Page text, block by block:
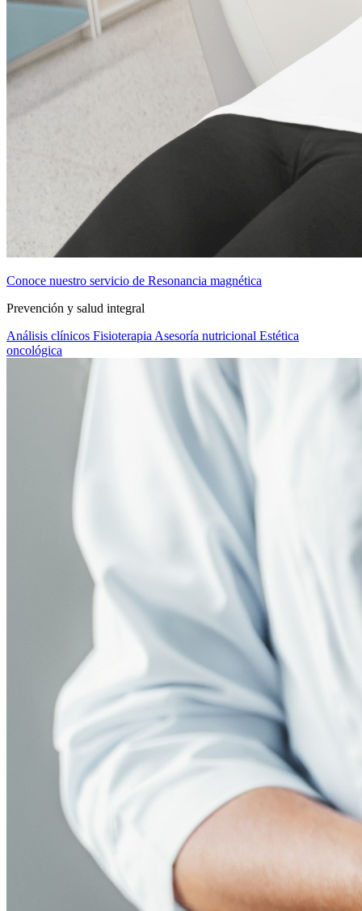
Conoce nuestro servicio de Resonancia magnética
Prevención y salud integral
Análisis clínicos Fisioterapia Asesoría nutricional Estética
oncológica